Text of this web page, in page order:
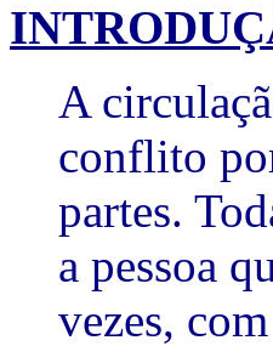
A
conflito
partes.
a pessoa
vezes,